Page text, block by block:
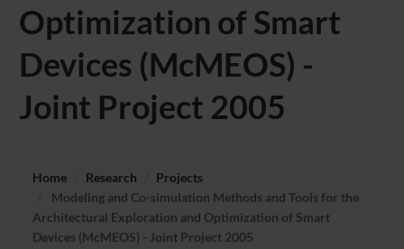
Optimization of Smart
Devices (McMEOS) -
Joint Project 2005
Home Research
Projects
Modeling and Co-simulation Methods and Tools for the
Architectural Exploration and Optimization of Smart
Devices (McMEOS) - Joint Project 2005